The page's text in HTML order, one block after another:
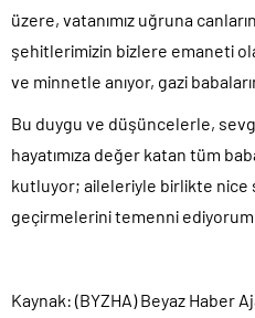
üzere, vatanımız uğruna
şehitlerimizin bizlere emaneti
ve minnetle anıyor, gazi
Bu duygu ve düşüncelerle,
hayatımıza değer katan tüm
kutluyor; aileleriyle birlikte nice
geçirmelerini temenni ediyorum.
Kaynak: (BYZHA) Beyaz Haber